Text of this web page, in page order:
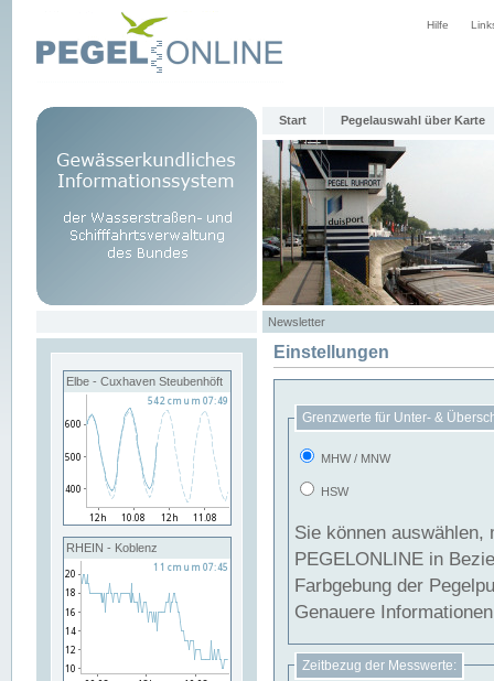
Hilfe
Start Pegelauswahl über Karte
Newsletter
Elbe - Cuxhaven Steubenhöft
RHEIN - Koblenz
Einstellungen
Grenzwerte für Unter- &
MHW / MNW
HSW
Sie können
PEGELONLINE in Beziehung
Farbgebung der
Genauere
Zeitbezug der Messwerte: